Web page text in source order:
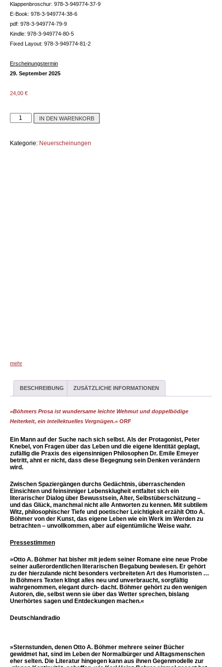
Klappenbroschur: 978-3-949774-37-9
E-Book: 978-3-949774-38-6
pdf: 978-3-949774-79-9
Kindle: 978-3-949774-80-5
Fixed Layout: 978-3-949774-81-2
Erscheinungstermin
29. September 2025
24,00 €
IN DEN WARENKORB
Kategorie: Neuerscheinungen
mehr
BESCHREIBUNG ZUSÄTZLICHE INFORMATIONEN
»Böhmers Prosa ist wundersame leichte Wehmut und doppelbödige
Heiterkeit, ein intellektuelles Vergnügen.« ORF
Ein Mann auf der Suche nach sich selbst. Als der Protagonist, Peter
Knebel, von Fragen über das Leben und die eigene Identität geplagt,
zufällig die Praxis des eigensinnigen Philosophen Dr. Emile Emeyer
betritt, ahnt er nicht, dass diese Begegnung sein Denken verändern
wird.
Zwischen Spaziergängen durchs Gedächtnis, überraschenden
Einsichten und feinsinniger Lebensklugheit entfaltet sich ein
literarischer Dialog über Bewusstsein, Alter, Selbstüberschätzung –
und das Glück, manchmal nicht alle Antworten zu kennen. Mit subtilem
Witz, philosophischer Tiefe und poetischer Leichtigkeit erzählt Otto A.
Böhmer von der Kunst, das eigene Leben wie ein Werk im Werden zu
betrachten – unvollkommen, aber auf eigentümliche Weise wahr.
Pressestimmen
»Otto A. Böhmer hat bisher mit jedem seiner Romane eine neue Probe
seiner außerordentlichen literarischen Begabung bewiesen. Er gehört
zu der hierzulande nicht besonders verbreiteten Art des Humoristen …
In Böhmers Texten klingt alles neu und unverbraucht, sorgfältig
wahrgenommen, elegant durch- dacht. Böhmer gehört zu den wenigen
Autoren, die, selbst wenn sie über das Wetter sprechen, bislang
Unerhörtes sagen und Entdeckungen machen.«
Deutschlandradio
»Sternstunden, denen Otto A. Böhmer mehrere seiner Bücher
gewidmet hat, sind im Leben der Normalbürger und Alltagsmenschen
eher selten. Die Literatur hingegen kann aus ihnen Gegenmodelle zur